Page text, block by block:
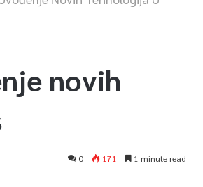
novih
0 171 1 minute read